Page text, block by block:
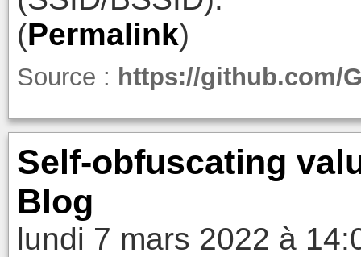
(Permalink)
Source : https://github.com/
Self-obfuscating
Blog
lundi 7 mars 2022 à